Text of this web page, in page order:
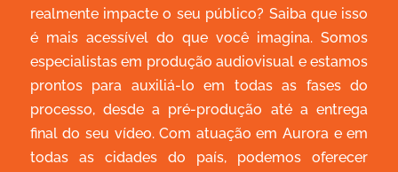
realmente impacte o seu público? Saiba que isso
é mais acessível do que você imagina. Somos
especialistas em produção audiovisual e estamos
prontos para auxiliá-lo em todas as fases do
processo, desde a pré-produção até a entrega
final do seu vídeo. Com atuação em Aurora e em
todas as cidades do país, podemos oferecer